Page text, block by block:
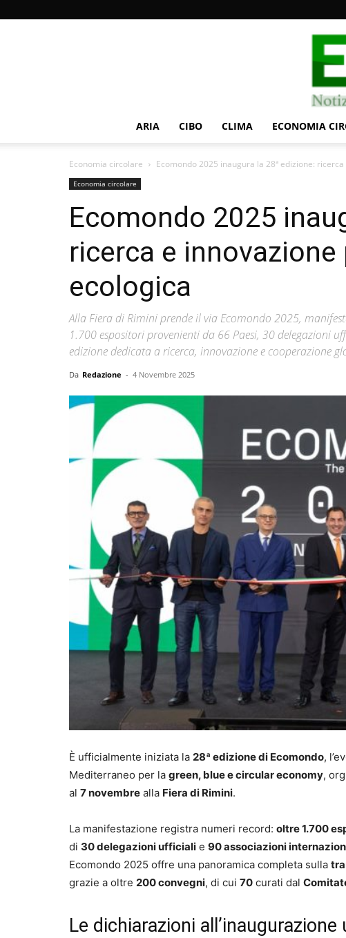
ARIA CIBO CLIMA ECONOMIA
Economia circolare Ecomondo 2025 inaugura la 28ª edizione:
Economia circolare
Ecomondo 2025
ricerca e
ecologica
Alla Fiera di Rimini prende il via Ecomondo 2025,
1.700 espositori provenienti da 66 Paesi, 30 delegazioni
edizione dedicata a ricerca, innovazione e cooperazione
Da Redazione - 4 Novembre 2025
È ufficialmente iniziata la 28ª edizione di Ecomondo,
Mediterraneo per la green, blue e circular economy,
al 7 novembre alla Fiera di Rimini.
La manifestazione registra numeri record: oltre 1.700
di 30 delegazioni ufficiali e 90 associazioni
Ecomondo 2025 offre una panoramica completa sulla
grazie a oltre 200 convegni, di cui 70 curati dal
Le dichiarazioni all’inaugurazione